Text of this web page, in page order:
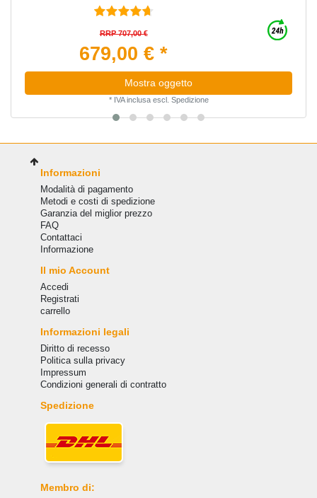
RRP 707,00 €
679,00 € *
Mostra oggetto
* IVA inclusaescl. Spedizione
Informazioni
Modalità di pagamento
Metodi e costi di spedizione
Garanzia del miglior prezzo
FAQ
Сontattaci
Informazione
Il mio Account
Accedi
Registrati
carrello
Informazioni legali
Diritto di recesso
Politica sulla privacy
Impressum
Condizioni generali di contratto
Spedizione
Membro di: